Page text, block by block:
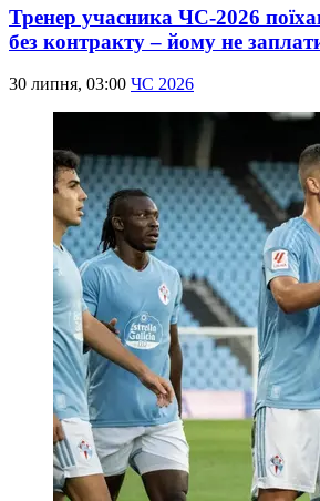
Тренер учасника ЧС-2026
без контракту – йому не
30 липня, 03:00 ЧС 2026